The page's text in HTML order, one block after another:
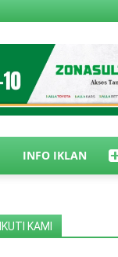
INFO IKLAN
IKUTI KAMI